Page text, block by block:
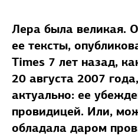
Лера была великая.
ее тексты,
Times 7 лет назад,
20 августа 2007
актуально: ее
провидицей. Или,
обладала даром